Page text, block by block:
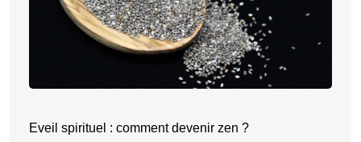
Eveil spirituel : comment devenir zen ?